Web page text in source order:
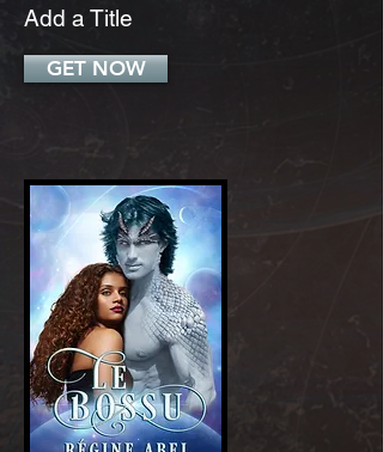
Add a Title
GET NOW